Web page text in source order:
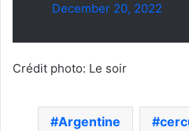
December 20, 2022
Crédit photo: Le soir
Argentine